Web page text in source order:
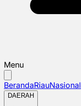
Menu
BerandaRiauNasional
DAERAH